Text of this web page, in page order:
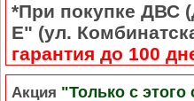
*При покупке ДВС
Е" (ул.
гарантия до 100
Акция "Только с этого